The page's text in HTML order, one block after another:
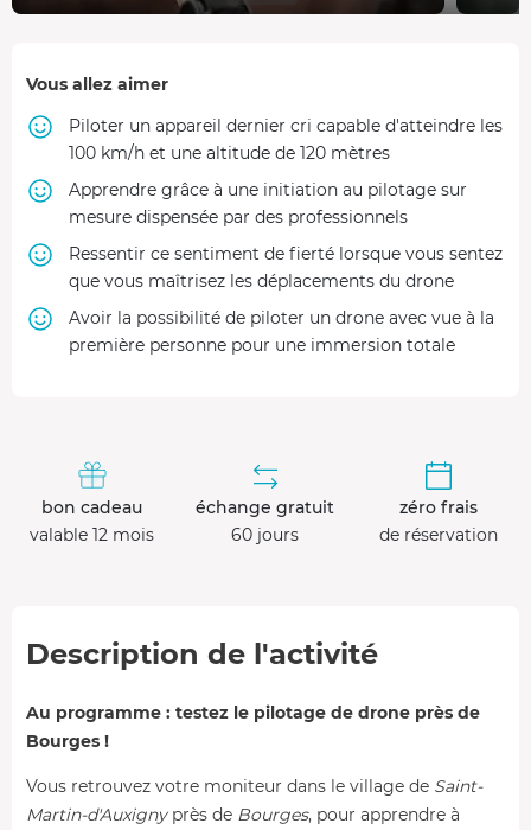
Vous allez aimer
Piloter un appareil dernier cri capable d'atteindre les
100 km/h et une altitude de 120 mètres
Apprendre grâce à une initiation au pilotage sur
mesure dispensée par des professionnels
Ressentir ce sentiment de fierté lorsque vous sentez
que vous maîtrisez les déplacements du drone
Avoir la possibilité de piloter un drone avec vue à la
première personne pour une immersion totale
bon cadeau
valable 12 mois
échange gratuit
60 jours
zéro frais
de réservation
Description de l'activité
Au programme : testez le pilotage de drone près de
Bourges !
Vous retrouvez votre moniteur dans le village de Saint-
Martin-d'Auxignyprès de Bourges, pour apprendre à